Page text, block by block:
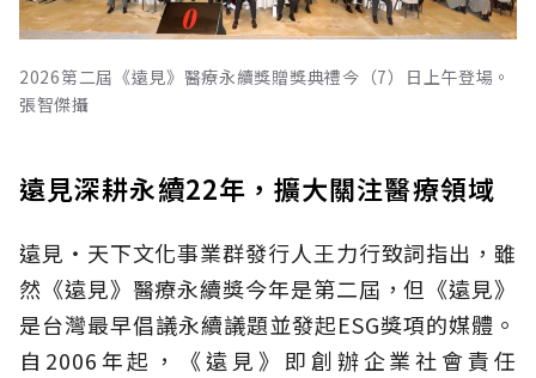
2026第二屆《遠見》醫療永續獎贈獎典禮今（7）日上午登場。
張智傑攝
遠見深耕永續22年，擴大關注醫療領域
遠見‧天下文化事業群發行人王力行致詞指出，雖
然《遠見》醫療永續獎今年是第二屆，但《遠見》
是台灣最早倡議永續議題並發起ESG獎項的媒體。
自2006年起，《遠見》即創辦企業社會責任